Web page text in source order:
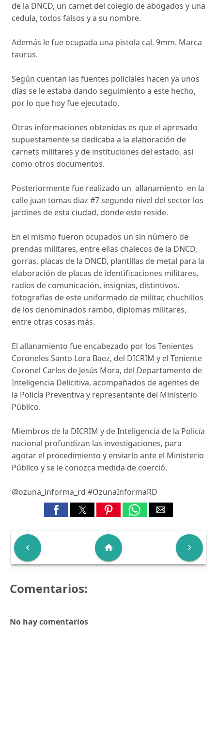
de la DNCD, un carnet del colegio de abogados y una
cedula, todos falsos y a su nombre.
Además le fue ocupada una pistola cal. 9mm. Marca
taurus.
Según cuentan las fuentes policiales hacen ya unos
días se le estaba dando seguimiento a este hecho,
por lo que hoy fue ejecutado.
Otras informaciones obtenidas es que el apresado
supuestamente se dedicaba a la elaboración de
carnets militares y de instituciones del estado, asi
como otros documentos.
Posteriormente fue realizado un allanamiento en la
calle juan tomas diaz #7 segundo nivel del sector los
jardines de esta ciudad, donde este reside.
En el mismo fueron ocupados un sin número de
prendas militares, entre ellas chalecos de la DNCD,
gorras, placas de la DNCD, plantillas de metal para la
elaboración de placas de identificaciones militares,
radios de comunicación, insignias, distintivos,
fotografías de este uniformado de militar, chuchillos
de los denominados rambo, diplomas militares,
entre otras cosas más.
El allanamiento fue encabezado por los Tenientes
Coroneles Santo Lora Baez, del DICRIM y el Teniente
Coronel Carlos de Jesús Mora, del Departamento de
Inteligencia Delicitiva, acompañados de agentes de
la Policía Preventiva y representante del Ministerio
Público.
Miembros de la DICRIM y de Inteligencia de la Policía
nacional profundizan las investigaciones, para
agotar el procedimiento y enviarlo ante el Ministerio
Público y se le conozca medida de coerció.
@ozuna_informa_rd #OzunaInformaRD
 
home
Comentarios:
No hay comentarios